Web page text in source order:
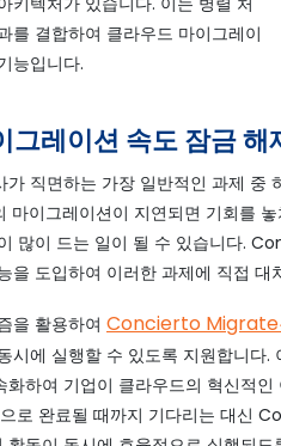
를 결합하여 클라우드 마이그레이
능입니다.
그레이션 속도 잠금 해
직면하는 가장 일반적인 과제 중
마이그레이션이 지연되면 기회를
많이 드는 일이 될 수 있습니다.
을 도입하여 이러한 과제에 직접 대
을 활용하여 Concierto
시에 실행할 수 있도록 지원합니다.
하여 기업이 클라우드의 혁신적
로 완료될 때까지 기다리는 대신